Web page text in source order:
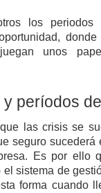
los
unos
y períodos
las crisis se
seguro
Es por ello
el sistema de
forma cuando